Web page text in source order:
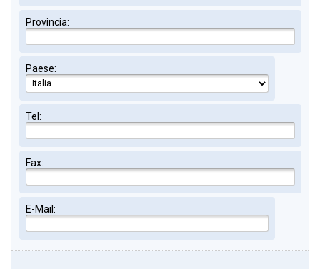
Provincia:
Paese:
Tel:
Fax:
E-Mail: